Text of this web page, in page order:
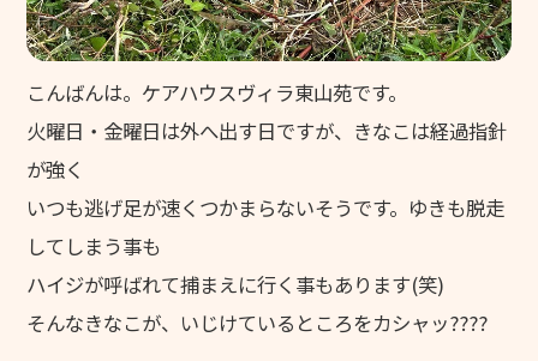
こんばんは。ケアハウスヴィラ東山苑です。
火曜日・金曜日は外へ出す日ですが、きなこは経過指針
が強く
いつも逃げ足が速くつかまらないそうです。ゆきも脱走
してしまう事も
ハイジが呼ばれて捕まえに行く事もあります(笑)
そんなきなこが、いじけているところをカシャッ????